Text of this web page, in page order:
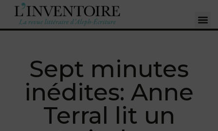
Sept minutes
inédites: Anne
Terral lit un